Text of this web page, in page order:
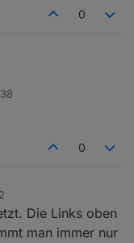
0
0
Die Links oben
man immer nur